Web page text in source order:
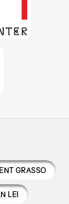
GRASSO
LEI